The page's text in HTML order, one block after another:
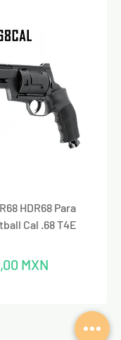
HDR68 Para
Cal .68 T4E
MXN